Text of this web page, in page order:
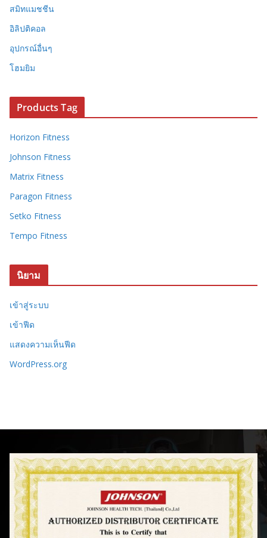
สมิทแมชชีน
อิลิปติคอล
อุปกรณ์อื่นๆ
โฮมยิม
Products Tag
Horizon Fitness
Johnson Fitness
Matrix Fitness
Paragon Fitness
Setko Fitness
Tempo Fitness
นิยาม
เข้าสู่ระบบ
เข้าฟีด
แสดงความเห็นฟีด
WordPress.org